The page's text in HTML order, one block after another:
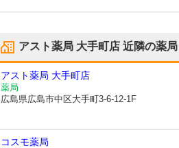
アスト薬局 大手町店 近隣の薬局
アスト薬局 大手町店
薬局
広島県広島市中区大手町3-6-12-1F
コスモ薬局